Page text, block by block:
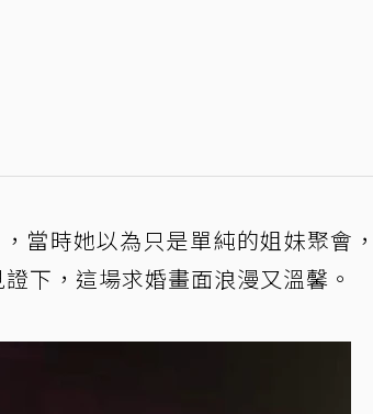
當時她以為只是單純的姐妹聚會
下，這場求婚畫面浪漫又溫馨。